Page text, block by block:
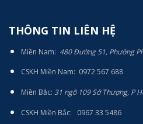
THÔNG TIN LIÊN HỆ
Miền Nam: 480 Đường 51, Phường
CSKH Miền Nam: 0972 567 688
Miền Bắc: 31 ngõ 109 Sở Thượng, P
CSKH Miền Bắc: 0967 33 5486